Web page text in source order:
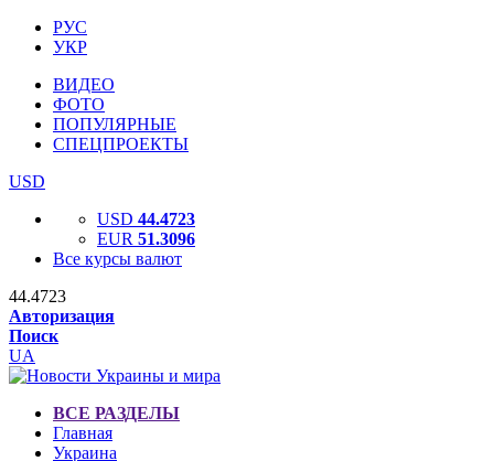
РУС
УКР
ВИДЕО
ФОТО
ПОПУЛЯРНЫЕ
СПЕЦПРОЕКТЫ
USD
USD 44.4723
EUR 51.3096
Все курсы валют
44.4723
Авторизация
Поиск
UA
ВСЕ РАЗДЕЛЫ
Главная
Украина